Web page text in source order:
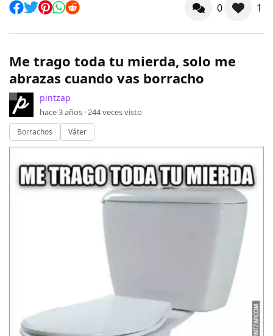
0 1
Me trago toda tu mierda, solo me
abrazas cuando vas borracho
pintzap
hace 3 años ·244veces visto
Borrachos Váter